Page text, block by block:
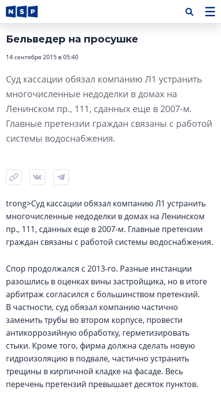
Бельведер на просушке
14 сентября 2015 в 05:40
Суд кассации обязал компанию Л1 устранить
многочисленные недоделки в домах на
Ленинском пр., 111, сданных еще в 2007-м.
Главные претензии граждан связаны с работой
системы водоснабжения.
trong>Суд кассации обязал компанию Л1 устранить
многочисленные недоделки в домах на Ленинском
пр., 111, сданных еще в 2007-м. Главные претензии
граждан связаны с работой системы водоснабжения.
Спор продолжался с 2013-го. Разные инстанции
разошлись в оценках вины застройщика, но в итоге
арбитраж согласился с большинством претензий.
В частности, суд обязал компанию частично
заменить трубы во втором корпусе, провести
антикоррозийную обработку, герметизировать
стыки. Кроме того, фирма должна сделать новую
гидроизоляцию в подвале, частично устранить
трещины в кирпичной кладке на фасаде. Весь
перечень претензий превышает десяток пунктов.